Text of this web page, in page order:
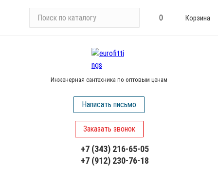
и
0 Корзина
Инженерная сантехника по оптовым ценам
Написать письмо
Заказать звонок
+7 (343) 216-65-05
+7 (912) 230-76-18